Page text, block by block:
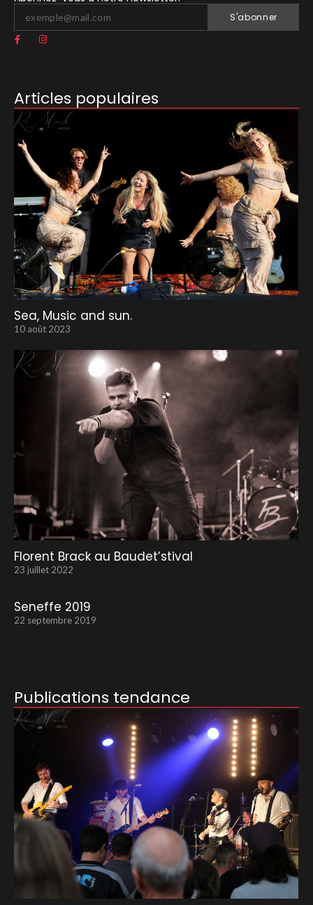
S'abonner
Articles populaires
Sea, Music and sun.
10 août 2023
Florent Brack au Baudet’stival
23 juillet 2022
Seneffe 2019
22 septembre 2019
Publications tendance